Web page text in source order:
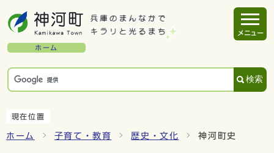
ホーム
検索
メニュー
現在位置
ホーム 子育て・教育 歴史・文化 神河町史